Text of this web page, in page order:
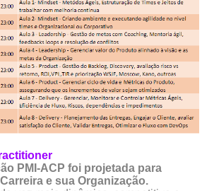
PMI-ACP foi projetada para
e sua Organização.